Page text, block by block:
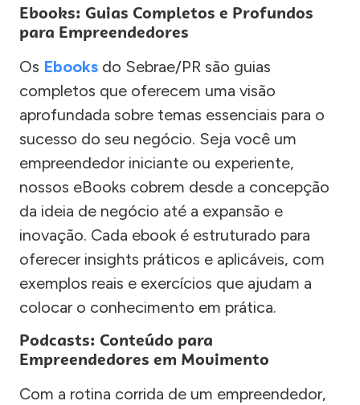
Ebooks: Guias Completos e Profundos
para Empreendedores
Os Ebooks do Sebrae/PR são guias
completos que oferecem uma visão
aprofundada sobre temas essenciais para o
sucesso do seu negócio. Seja você um
empreendedor iniciante ou experiente,
nossos eBooks cobrem desde a concepção
da ideia de negócio até a expansão e
inovação. Cada ebook é estruturado para
oferecer insights práticos e aplicáveis, com
exemplos reais e exercícios que ajudam a
colocar o conhecimento em prática.
Podcasts: Conteúdo para
Empreendedores em Movimento
Com a rotina corrida de um empreendedor,